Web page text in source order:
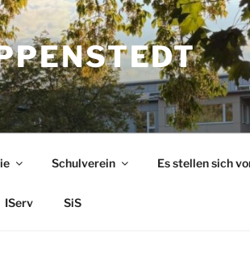
Schulverein Es stellen sich
IServ SiS